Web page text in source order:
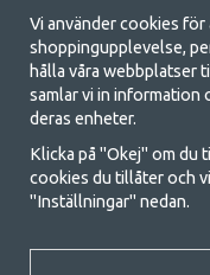
Att campa kan antingen
för ett gemensamt
med att campa så
Vi använder cookies
shoppingupplevelse,
hålla våra webbplatser
samlar vi in information
deras enheter.
Klicka på "Okej" om du
cookies du tillåter och
"Inställningar" nedan.